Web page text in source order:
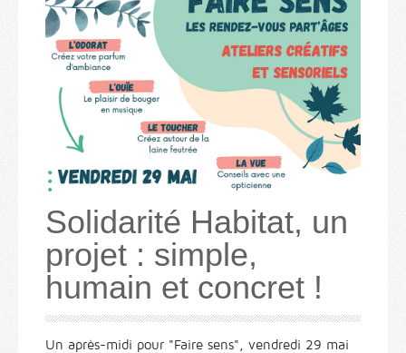
Solidarité Habitat, un
projet : simple,
humain et concret !
Un après-midi pour "Faire sens", vendredi 29 mai